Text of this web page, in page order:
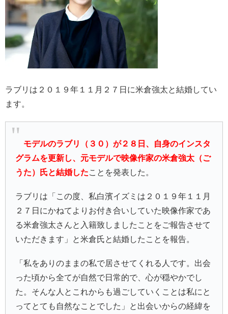
ラブリは２０１９年１１月２７日に米倉強太と結婚してい
ます。
モデルのラブリ（３０）が２８日、自身のインスタ
グラムを更新し、元モデルで映像作家の米倉強太（ご
うた）氏と結婚したことを発表した。
ラブリは「この度、私白濱イズミは２０１９年１１月
２７日にかねてよりお付き合いしていた映像作家であ
る米倉強太さんと入籍致しましたことをご報告させて
いただきます」と米倉氏と結婚したことを報告。
「私をありのままの私で居させてくれる人です。出会
った頃から全てが自然で日常的で、心が穏やかでし
た。そんな人とこれからも過ごしていくことは私にと
ってとても自然なことでした」と出会いからの経緯を